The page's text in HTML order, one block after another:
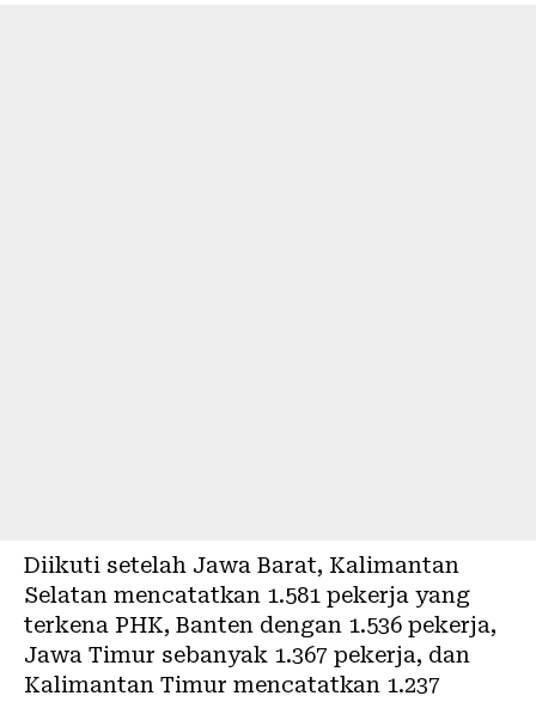
Diikuti setelah Jawa Barat, Kalimantan
Selatan mencatatkan 1.581 pekerja yang
terkena PHK, Banten dengan 1.536 pekerja,
Jawa Timur sebanyak 1.367 pekerja, dan
Kalimantan Timur mencatatkan 1.237